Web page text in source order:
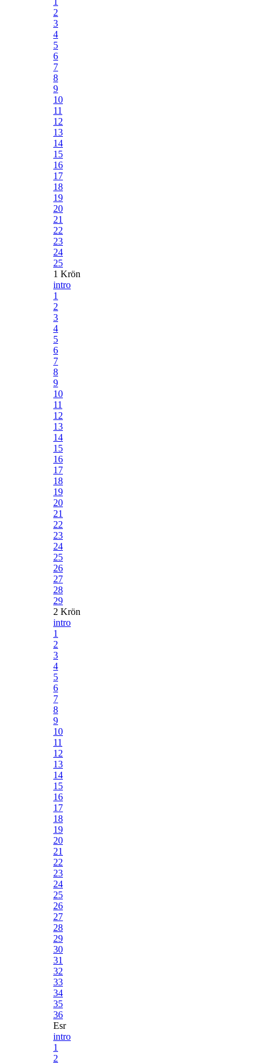
2
3
4
5
6
7
8
9
10
11
12
13
14
15
16
17
18
19
20
21
22
23
24
25
1 Krön
intro
1
2
3
4
5
6
7
8
9
10
11
12
13
14
15
16
17
18
19
20
21
22
23
24
25
26
27
28
29
2 Krön
intro
1
2
3
4
5
6
7
8
9
10
11
12
13
14
15
16
17
18
19
20
21
22
23
24
25
26
27
28
29
30
31
32
33
34
35
36
Esr
intro
1
2